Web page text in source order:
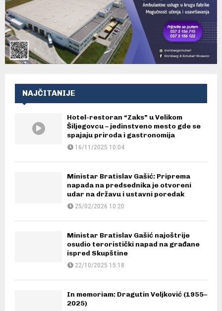
NAJČITANIJE
Hotel-restoran “Zaks” u Velikom
Šiljegovcu – jedinstveno mesto gde se
spajaju priroda i gastronomija
16/11/2025 10:04
Ministar Bratislav Gašić: Priprema
napada na predsednika je otvoreni
udar na državu i ustavni poredak
25/02/2026 10:20
Ministar Bratislav Gašić najoštrije
osudio teroristički napad na građane
ispred Skupštine
22/10/2025 15:18
In memoriam: Dragutin Veljković (1955–
2025)